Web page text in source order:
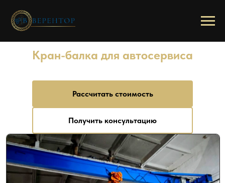
Главная / Популярные запросы Кран-балка для автосервиса
Кран-балка для автосервиса
Рассчитать стоимость
Получить консультацию